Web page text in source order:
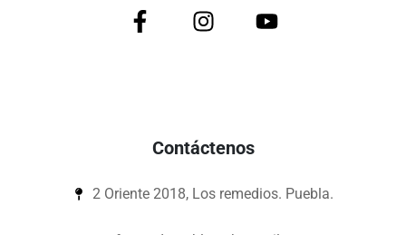
Contáctenos
2 Oriente 2018, Los remedios. Puebla.